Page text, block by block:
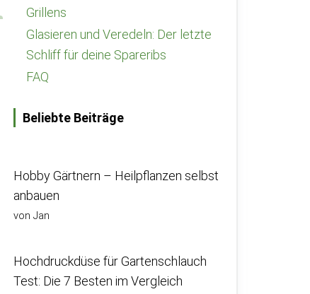
Grillens
Glasieren und Veredeln: Der letzte
Schliff für deine Spareribs
FAQ
Beliebte Beiträge
Hobby Gärtnern – Heilpflanzen selbst
anbauen
von Jan
Hochdruckdüse für Gartenschlauch
Test: Die 7 Besten im Vergleich